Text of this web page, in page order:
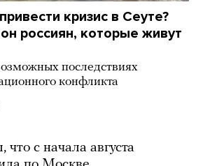
кризис в Сеуте?
россиян, которые живут
последствиях
конфликта
что с начала августа